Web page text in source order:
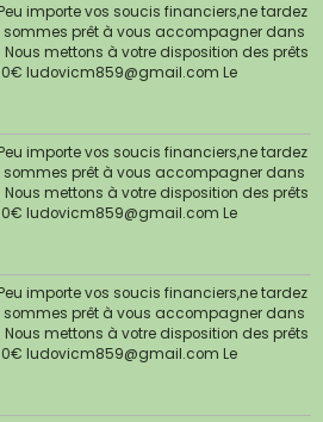
importe vos soucis financiers,ne tardez
sommes prêt à vous accompagner dans
mettons à votre disposition des prêts
ludovicm859@gmail.com Le
importe vos soucis financiers,ne tardez
sommes prêt à vous accompagner dans
mettons à votre disposition des prêts
ludovicm859@gmail.com Le
importe vos soucis financiers,ne tardez
sommes prêt à vous accompagner dans
mettons à votre disposition des prêts
ludovicm859@gmail.com Le